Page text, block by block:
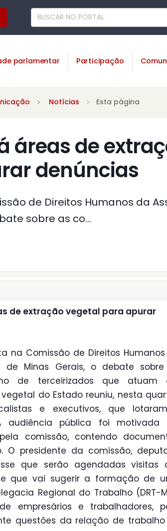
parlamentar Participação
Notícias Esta página
áreas de
denúncias
de Direitos Humanos da
sobre as co...
de extração vegetal para apurar
na Comissão de Direitos
de Minas Gerais, o debate
de terceirizados que atuam
do Estado reuniu, nesta
e executivos, que
audiência pública foi motivada
comissão, contendo
presidente da comissão,
que serão agendadas visitas
que vai sugerir a formação de
Regional do Trabalho (DRT-
empresários e trabalhadores,
questões da relação de